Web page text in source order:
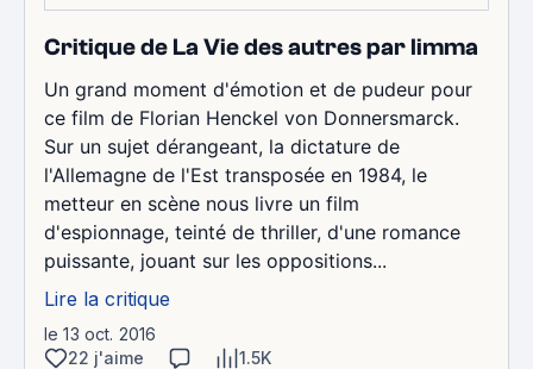
Critique de La Vie des autres par limma
Un grand moment d'émotion et de pudeur pour
ce film de Florian Henckel von Donnersmarck.
Sur un sujet dérangeant, la dictature de
l'Allemagne de l'Est transposée en 1984, le
metteur en scène nous livre un film
d'espionnage, teinté de thriller, d'une romance
puissante, jouant sur les oppositions...
Lire la critique
le 13 oct. 2016
22 j'aime
1.5K